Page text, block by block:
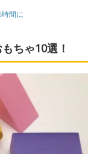
間に
ちゃ10選！